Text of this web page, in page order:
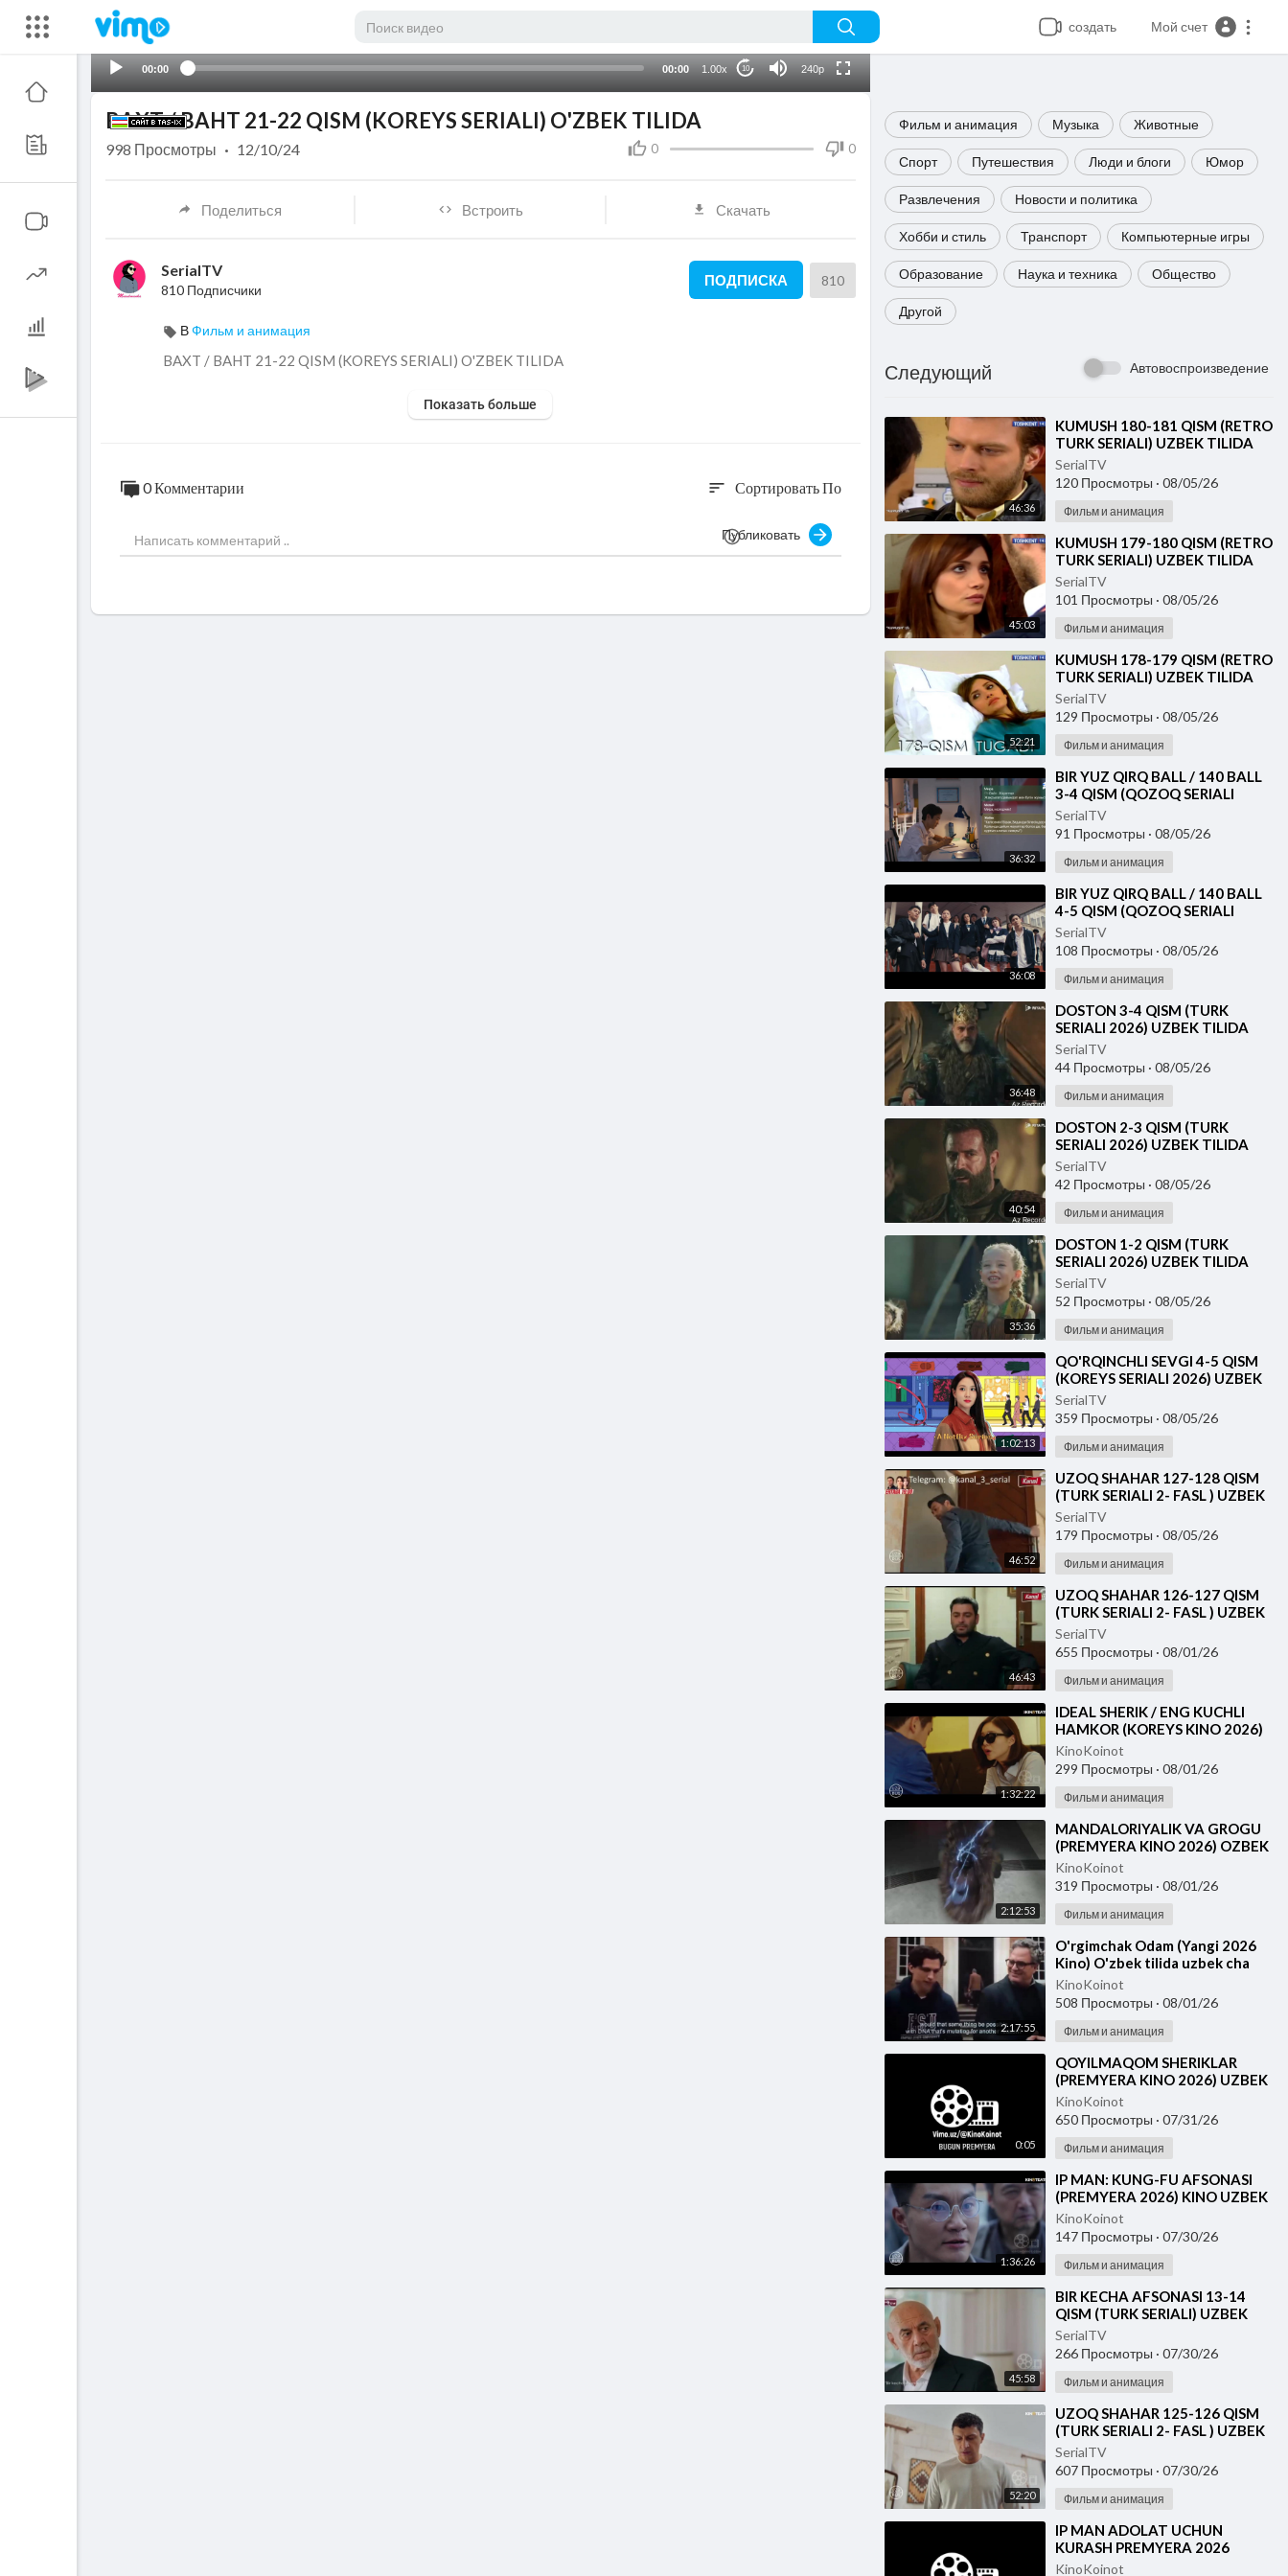
создать Мой счет
00:00 00:00 1.00x 10 240p
Фильм и анимация Музыка Животные
Спорт Путешествия Люди и блоги Юмор
Развлечения Новости и политика
Хобби и стиль Транспорт Компьютерные игры
Образование Наука и техника Общество
Другой
Следующий Автовоспроизведение
46:36
⁣KUMUSH 180-181 QISM (RETRO
TURK SERIALI) UZBEK TILIDA
SerialTV
120 Просмотры · 08/05/26
Фильм и анимация
45:03
⁣KUMUSH 179-180 QISM (RETRO
TURK SERIALI) UZBEK TILIDA
SerialTV
101 Просмотры · 08/05/26
Фильм и анимация
52:21
⁣KUMUSH 178-179 QISM (RETRO
TURK SERIALI) UZBEK TILIDA
SerialTV
129 Просмотры · 08/05/26
Фильм и анимация
36:32
⁣⁣BIR YUZ QIRQ BALL / 140 BALL
3-4 QISM (QOZOQ SERIALI
2026) UZBEK TILIDA
SerialTV
91 Просмотры · 08/05/26
Фильм и анимация
36:08
⁣⁣BIR YUZ QIRQ BALL / 140 BALL
4-5 QISM (QOZOQ SERIALI
2026) UZBEK TILIDA
SerialTV
108 Просмотры · 08/05/26
Фильм и анимация
36:48
⁣DOSTON 3-4 QISM (TURK
SERIALI 2026) UZBEK TILIDA
SerialTV
44 Просмотры · 08/05/26
Фильм и анимация
40:54
⁣DOSTON 2-3 QISM (TURK
SERIALI 2026) UZBEK TILIDA
SerialTV
42 Просмотры · 08/05/26
Фильм и анимация
35:36
⁣DOSTON 1-2 QISM (TURK
SERIALI 2026) UZBEK TILIDA
SerialTV
52 Просмотры · 08/05/26
Фильм и анимация
1:02:13
⁣⁣QO'RQINCHLI SEVGI 4-5 QISM
(KOREYS SERIALI 2026) UZBEK
TILIDA
SerialTV
359 Просмотры · 08/05/26
Фильм и анимация
46:52
⁣UZOQ SHAHAR 127-128 QISM
(TURK SERIALI 2- FASL ) UZBEK
TILIDA
SerialTV
179 Просмотры · 08/05/26
Фильм и анимация
46:43
⁣UZOQ SHAHAR 126-127 QISM
(TURK SERIALI 2- FASL ) UZBEK
TILIDA
SerialTV
655 Просмотры · 08/01/26
Фильм и анимация
1:32:22
⁣IDEAL SHERIK / ENG KUCHLI
HAMKOR (KOREYS KINO 2026)
UZBEK TILIDA
KinoKoinot
299 Просмотры · 08/01/26
Фильм и анимация
2:12:53
⁣MANDALORIYALIK VA GROGU
(PREMYERA KINO 2026) OZBEK
TILIDA
KinoKoinot
319 Просмотры · 08/01/26
Фильм и анимация
2:17:55
⁣O'rgimchak Odam (Yangi 2026
Kino) O'zbek tilida uzbek cha
KinoKoinot
508 Просмотры · 08/01/26
Фильм и анимация
0:05
⁣QOYILMAQOM SHERIKLAR
(PREMYERA KINO 2026) UZBEK
TILIDA
KinoKoinot
650 Просмотры · 07/31/26
Фильм и анимация
1:36:26
⁣IP MAN: KUNG-FU AFSONASI
(PREMYERA 2026) KINO UZBEK
TILIDA - SKACHAT
KinoKoinot
147 Просмотры · 07/30/26
Фильм и анимация
45:58
⁣BIR KECHA AFSONASI 13-14
QISM (TURK SERIALI) UZBEK
TILIDA
SerialTV
266 Просмотры · 07/30/26
Фильм и анимация
52:20
⁣UZOQ SHAHAR 125-126 QISM
(TURK SERIALI 2- FASL ) UZBEK
TILIDA
SerialTV
607 Просмотры · 07/30/26
Фильм и анимация
⁣IP MAN ADOLAT UCHUN
KURASH PREMYERA 2026
UZBEK TILIDA
KinoKoinot
BAXT / BAHT 21-22 QISM (KOREYS SERIALI) O'ZBEK TILIDA
0 0
998 Просмотры · 12/10/24
Поделиться Встроить Скачать
SerialTV
810 Подписчики
ПОДПИСКА 810
ВФильм и анимация
⁣BAXT / BAHT 21-22 QISM (KOREYS SERIALI) O'ZBEK TILIDA
Показать больше
0 Комментарии sort Сортировать По
Публиковать